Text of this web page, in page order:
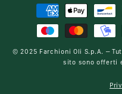
Metodi
pagamento
© 2025 Farchioni Oli S.p.A. –
sito sono offerti